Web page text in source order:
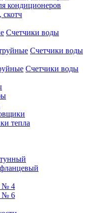
кондиционеров
Счетчики воды
Счетчики воды
Счетчики воды
тепла
№ 4
№ 6